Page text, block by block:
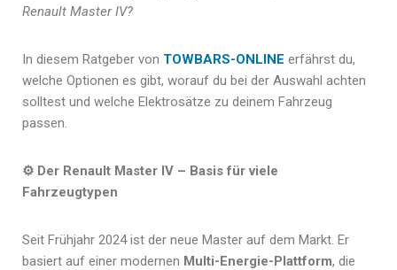
Renault Master IV?
In diesem Ratgeber von TOWBARS-ONLINE erfährst du,
welche Optionen es gibt, worauf du bei der Auswahl achten
solltest und welche Elektrosätze zu deinem Fahrzeug
passen.
⚙️ Der Renault Master IV – Basis für viele
Fahrzeugtypen
Seit Frühjahr 2024 ist der neue Master auf dem Markt. Er
basiert auf einer modernen Multi-Energie-Plattform, die